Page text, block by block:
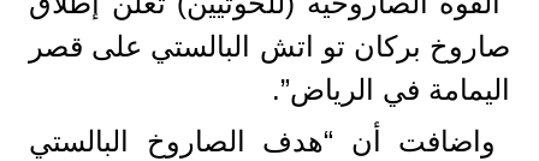
صاروخ بركان تو اتش البالستي على قصر
اليمامة في الرياض”.
واضافت أن “هدف الصاروخ البالستي